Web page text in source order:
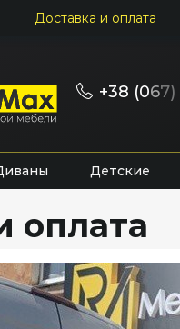
Доставка и оплата
+38 (067)
Детские
оплата